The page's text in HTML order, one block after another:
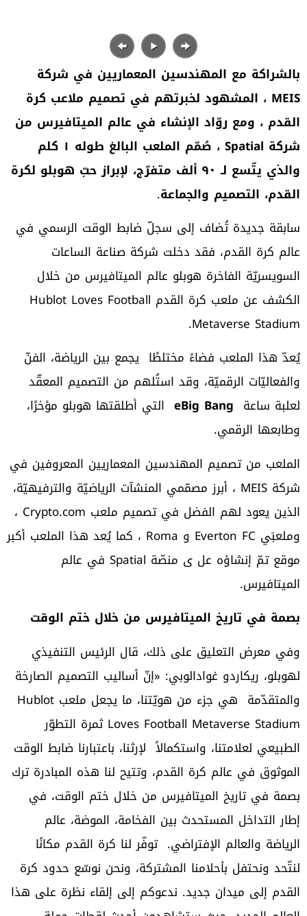
بالشراكة مع المهندسين المعماريين في شركة
MEIS ، المشهود لخبرتهم في تصميم ملاعب كرة
القدم ، ومع روّاد الإنشاء في عالم الميتافيرس من
شركة
، صُمّم الملعب البالغ طوله ١ كلم
والذي يتّسع لـ ٩٠ ألف متفرّج، لإبراز حبّ هوبلو لكرة
القدم، التصميم والجماعة.
سابقة جديدة تُضاف إلى سجلّ ضابط الوقت الرسمي في
عالم كرة القدم، فقد دخلت شركة صناعة الساعات
السويسريّة الفاخرة هوبلو عالم الميتافيرس من خلال
الكشف عن ملعب كرة القدم Hublot Loves Football
Metaverse Stadium.
يُعدّ هذا الملعب فضاءً مختلطًا يجمع بين الرياضة، الفنّ
والفعاليّات الرقميّة، وقد استُلهم من التصميم المعقّد
لعلبة ساعة Big Bang
التي أطلقتها هوبلو مؤخرًا،
وطابعها الرقمي.
الملعب من تصميم المهندسين المعماريين المعروفين في
شركة MEIS ، أبرز مصمّمي المنشآت الرياضيّة والترفيهيّة،
الذين يعود لهم الفضل في تصميم ملعب Crypto.com ،
وملعبَي Everton FC و Roma ، كما يُعد هذا الملعب أكبر
موقع تمّ إنشاؤه عل ى منصّة Spatial في عالم
الميتافيرس.
بصمة في تاريخ الميتافيرس من خلال ختم الوقت
وفي معرض التعليق على ذلك، قال الرئيس التنفيذي
لهوبلو، ريكاردو غوادالوبي: «إنّ أساليب التصميم الصارخة
والمتقدّمة هي جزء من هويّتنا، ما يجعل ملعب Hublot
Loves Football Metaverse Stadium ثمرة التطوّر
الطبيعي لعلامتنا، واستكمالاً لإرثنا، باعتبارنا ضابط الوقت
الموثوق في عالم كرة القدم، وتتيح لنا هذه المبادرة ترك
بصمة في تاريخ الميتافيرس من خلال ختم الوقت، في
إطار التداخل المستحدث بين الفخامة، الموضة، عالم
الرياضة والعالم الإفتراضي. توفّر لنا كرة القدم مكانًا
لنتّحد ونحتفل بأحلامنا المشتركة، ونحن نوسّع حدود كرة
القدم إلى ميدان جديد. ندعوكم إلى إلقاء نظرة على هذا